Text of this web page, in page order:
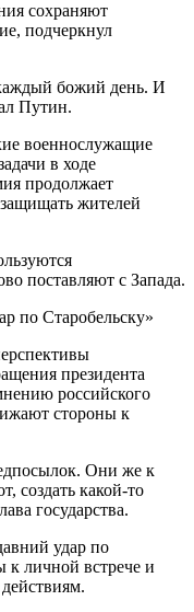
сохраняют
подчеркнул
божий день. И
Путин.
военнослужащие
в ходе
продолжает
жителей
поставляют с Запада.
по Старобельску»
президента
российского
стороны к
Они же к
создать какой-то
государства.
удар по
к личной встрече и